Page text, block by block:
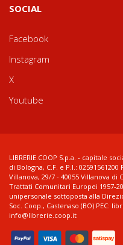
SOCIAL
Facebook
Instagram
X
Youtube
LIBRERIE.COOP S.p.a. - capitale
di Bologna, C.F. e P.I.: 02591561200
Villanova, 29/7 - 40055 Villanova di
Trattati Comunitari Europei 1957-
unipersonale sottoposta alla
Soc. Coop., Castenaso (BO) PEC:
info@librerie.coop.it